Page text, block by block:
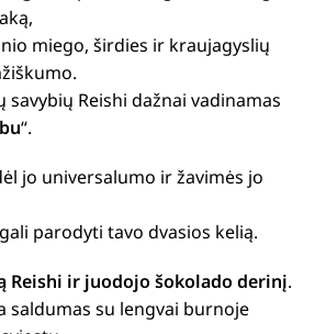
miego, širdies ir kraujagyslių
savybių Reishi dažnai vadinamas
“.
jo universalumo ir žavimės jo
parodyti tavo dvasios kelią.
Reishi ir juodojo šokolado derinį.
saldumas su lengvai burnoje